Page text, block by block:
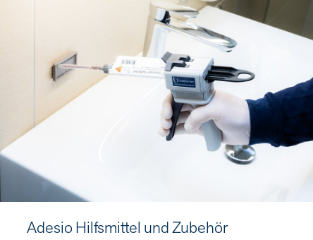
Adesio Hilfsmittel und Zubehör